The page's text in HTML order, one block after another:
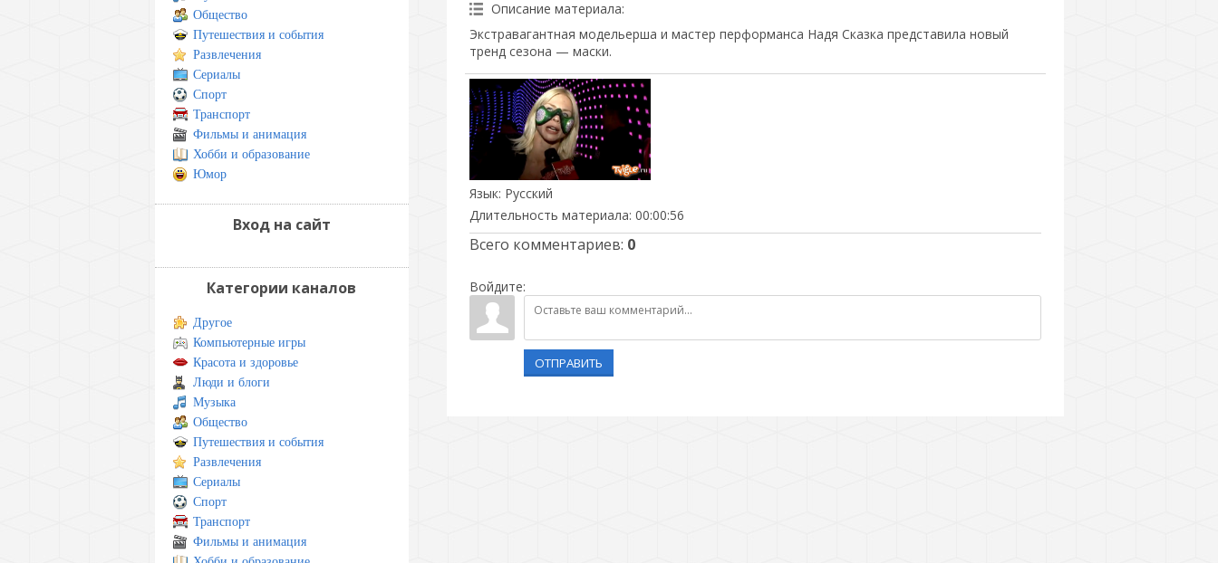
Описание материала:
Экстравагантная модельерша и мастер перформанса Надя Сказка представила новый
тренд сезона — маски.
Язык: Русский
Длительность материала: 00:00:56
Всего комментариев: 0
Войдите:
ОТПРАВИТЬ
Общество
Путешествия и события
Развлечения
Сериалы
Спорт
Транспорт
Фильмы и анимация
Хобби и образование
Юмор
Вход на сайт
Категории каналов
Другое
Компьютерные игры
Красота и здоровье
Люди и блоги
Музыка
Общество
Путешествия и события
Развлечения
Сериалы
Спорт
Транспорт
Фильмы и анимация